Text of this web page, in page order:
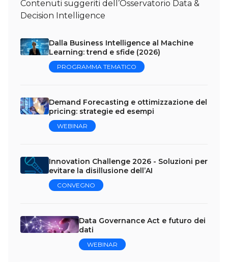
Contenuti suggeriti dell’Osservatorio Data &
Decision Intelligence
Dalla Business Intelligence al Machine
Learning: trend e sfide (2026)
PROGRAMMA TEMATICO
Demand Forecasting e ottimizzazione del
pricing: strategie ed esempi
WEBINAR
Innovation Challenge 2026 - Soluzioni per
evitare la disillusione dell’AI
CONVEGNO
Data Governance Act e futuro dei
dati
WEBINAR